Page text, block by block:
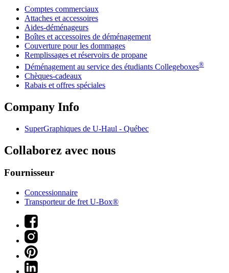
Comptes commerciaux
Attaches et accessoires
Aides-déménageurs
Boîtes et accessoires de déménagement
Couverture pour les dommages
Remplissages et réservoirs de propane
Déménagement au service des étudiants Collegeboxes®
Chèques-cadeaux
Rabais et offres spéciales
Company Info
SuperGraphiques de U-Haul - Québec
Collaborez avec nous
Fournisseur
Concessionnaire
Transporteur de fret U-Box®